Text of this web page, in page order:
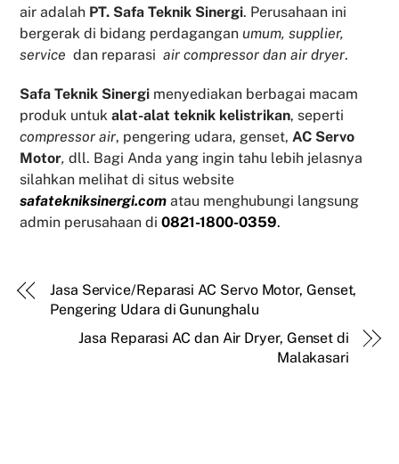
air adalah PT. Safa Teknik Sinergi. Perusahaan ini
bergerak di bidang perdaganganumum, supplier,
service dan reparasiair compressor dan air dryer.
Safa Teknik Sinergi menyediakan berbagai macam
produk untukalat-alat teknik kelistrikan, seperti
compressor air, pengering udara, genset,AC Servo
Motor, dll. Bagi Anda yang ingin tahu lebih jelasnya
silahkan melihat di situs website
safatekniksinergi.com atau menghubungi langsung
admin perusahaan di0821-1800-0359.
Jasa Service/Reparasi AC Servo Motor, Genset,
Pengering Udara di Gununghalu
Jasa Reparasi AC dan Air Dryer, Genset di
Malakasari